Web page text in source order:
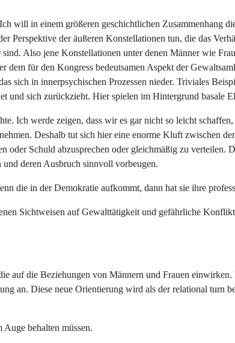
will in einem größeren geschichtlichen Zusammenhang
Perspektive der äußeren Konstellationen tun, die das
Also jene Konstellationen unter denen Männer wie
dem für den Kongress bedeutsamen Aspekt der
sich in innerpsychischen Prozessen nieder. Triviales
und sich zurückzieht. Hier spielen im Hintergrund basale
Ich werde zeigen, dass wir es gar nicht so leicht
Deshalb tut sich hier eine enorme Kluft zwischen
oder Schuld abzusprechen oder gleichmäßig zu
deren Ausbruch sinnvoll vorbeugen.
die in der Demokratie aufkommt, dann hat sie ihre
Sichtweisen auf Gewalttätigkeit und gefährliche
auf die Beziehungen von Männern und Frauen
an. Diese neue Orientierung wird als der relational
behalten müssen.